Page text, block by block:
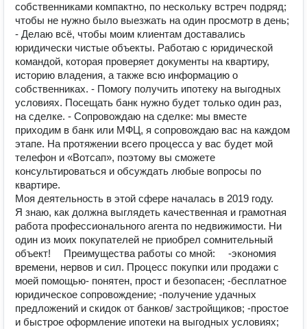
собственниками компактно, по нескольку встреч подряд;
чтобы не нужно было выезжать на один просмотр в день;
- Делаю всё, чтобы моим клиентам доставались
юридически чистые объекты. Работаю с юридической
командой, которая проверяет документы на квартиру,
историю владения, а также всю информацию о
собственниках. - Помогу получить ипотеку на выгодных
условиях. Посещать банк нужно будет только один раз,
на сделке. - Сопровождаю на сделке: мы вместе
приходим в банк или МФЦ, я сопровождаю вас на каждом
этапе. На протяжении всего процесса у вас будет мой
телефон и «Вотсап», поэтому вы сможете
консультироваться и обсуждать любые вопросы по
квартире.
Моя деятельность в этой сфере началась в 2019 году. ⠀
Я знаю, как должна выглядеть качественная и грамотная
работа профессионального агента по недвижимости. Ни
один из моих покупателей не приобрел сомнительный
объект! ⠀ Преимущества работы со мной: ⠀ -экономия
времени, нервов и сил. Процесс покупки или продажи с
моей помощью- понятен, прост и безопасен; -бесплатное
юридическое сопровождение; -получение удачных
предложений и скидок от банков/ застройщиков; -простое
и быстрое оформление ипотеки на выгодных условиях;